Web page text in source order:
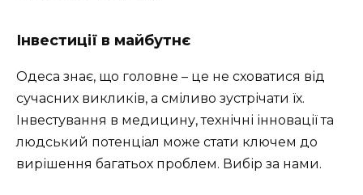
Інвестиції в майбутнє
Одеса знає, що головне – це не сховатися від
сучасних викликів, а сміливо зустрічати їх.
Інвестування в медицину, технічні інновації та
людський потенціал може стати ключем до
вирішення багатьох проблем. Вибір за нами.